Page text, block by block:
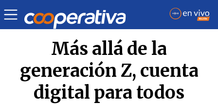
Opinión | Ciencia y tecnología
Más allá de la
generación Z, cuenta
digital para todos